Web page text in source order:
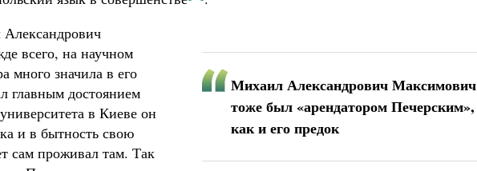
Михаил Александрович Максимович
тоже был «арендатором Печерским»,
как и его предок
всего, на научном
много значила в его
главным достоянием
в Киеве он
и в бытность свою
сам проживал там. Так